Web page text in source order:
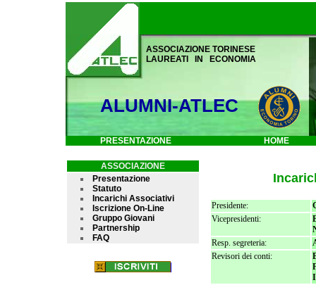
ASSOCIAZIONE TORINESE
LAUREATI IN ECONOMIA
ALUMNI-ATLEC
PRESENTAZIONE HOME
ASSOCIAZIONE
Presentazione
Statuto
Incarichi Associativi
Iscrizione On-Line
Gruppo Giovani
Partnership
FAQ
Presidente:
Vicepresidenti:
Resp. segreteria:
Revisori dei conti: